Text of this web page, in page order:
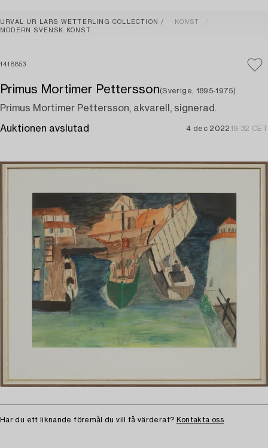
URVAL UR LARS WETTERLING COLLECTION
KONST
MODERN SVENSK KONST
1418853
Primus Mortimer Pettersson(Sverige, 1895-1975)
Primus Mortimer Pettersson, akvarell, signerad.
Auktionen avslutad 4 dec 2022 19:32 CET
Har du ett liknande föremål du vill få värderat? Kontakta oss